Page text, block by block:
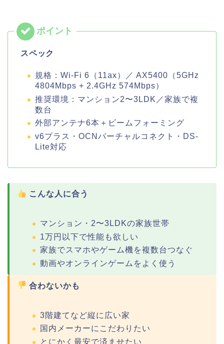
スペック
規格：Wi-Fi 6（11ax）／ AX5400（5GHz
4804Mbps + 2.4GHz 574Mbps）
推奨環境：マンション2〜3LDK／家族で複
数台
外部アンテナ6本＋ビームフォーミング
v6プラス・OCNバーチャルコネクト・DS-
Lite対応
こんな人に合う
マンション・2〜3LDKの家族世帯
1万円以下で性能も欲しい
家族でスマホやゲーム機を複数台つなぐ
動画やオンラインゲームをよく使う
合わないかも
3階建てなど縦に広い家
国内メーカーにこだわりたい
とにかく最安で済ませたい